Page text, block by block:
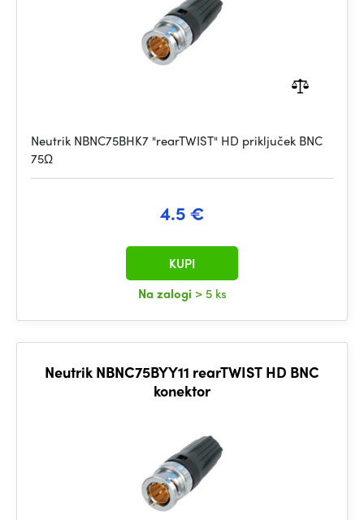
Neutrik NBNC75BHK7 "rearTWIST" HD priključek BNC
75Ω
4.5 €
Na zalogi > 5 ks
KUPI
Neutrik NBNC75BYY11 rearTWIST HD BNC
konektor